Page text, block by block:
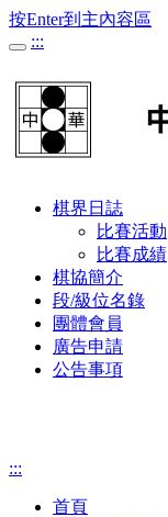
按Enter到主內容區
:::
棋界日誌
比賽活動
比賽成績
棋協簡介
段/級位名錄
團體會員
廣告申請
公告事項
:::
首頁